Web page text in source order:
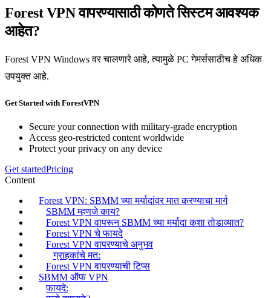
Forest VPN वापरण्यासाठी कोणते सिस्टम आवश्यक
आहेत?
Forest VPN Windows वर चालणारे आहे, त्यामुळे PC गेमर्ससाठीच हे अधिक
उपयुक्त आहे.
Get Started with ForestVPN
Secure your connection with military-grade encryption
Access geo-restricted content worldwide
Protect your privacy on any device
Get startedPricing
Content
Forest VPN: SBMM च्या मर्यादांवर मात करण्याचा मार्ग
SBMM म्हणजे काय?
Forest VPN वापरून SBMM च्या मर्यादा कशा तोडाव्यात?
Forest VPN चे फायदे
Forest VPN वापरण्याचे अनुभव
ग्राहकांचे मत:
Forest VPN वापरण्याची टिप्स
SBMM ऑफ VPN
फायदे: